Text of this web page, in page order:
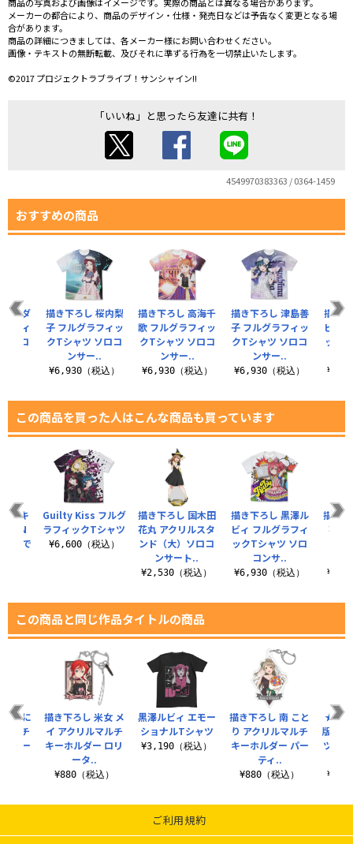
メーカーの都合により、商品のデザイン・仕様・発売日などは予告なく変更となる場
合があります。
商品の詳細につきましては、各メーカー様にお問い合わせください。
画像・テキストの無断転載、及びそれに準ずる行為を一切禁止いたします。
©2017 プロジェクトラブライブ！サンシャイン!!
「いいね」と思ったら友達に共有！
4549970383363 / 0364-1459
おすすめの商品
描き下ろし 高海千
歌 フルグラフィッ
クTシャツ ソロコ
ンサー..
¥6,930（税込）
描き下ろし 津島善
子 フルグラフィッ
クTシャツ ソロコ
ンサー..
¥6,930（税込）
描き
ビィ
ック
澤ダ
フィ
ソロ
描き下ろし 桜内梨
子 フルグラフィッ
クTシャツ ソロコ
ンサー..
¥6,930（税込）
この商品を買った人はこんな商品も買っています
描き下ろし 国木田
花丸 アクリルスタ
ンド（大）ソロコ
ンサート..
¥2,530（税込）
描き下ろし 黒澤ル
ビィ フルグラフィ
ックTシャツ ソロ
コンサ..
¥6,930（税込）
描き
花丸
るキ
おで
Guilty Kiss フルグ
ラフィックTシャツ
¥6,600（税込）
この商品と同じ作品タイトルの商品
黒澤ルビィ エモー
ショナルTシャツ
¥3,190（税込）
描き下ろし 南 こと
り アクリルマルチ
キーホルダー パー
ティ..
¥880（税込）
★限
版 小
ツ ミ
澤 に
ルチ
パー
描き下ろし 米女 メ
イ アクリルマルチ
キーホルダー ロリ
ータ..
¥880（税込）
ご利用規約